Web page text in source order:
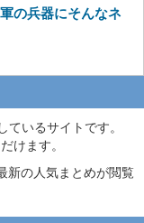
の兵器にそんなネ
いるサイトです。
けます。
新の人気まとめが閲覧